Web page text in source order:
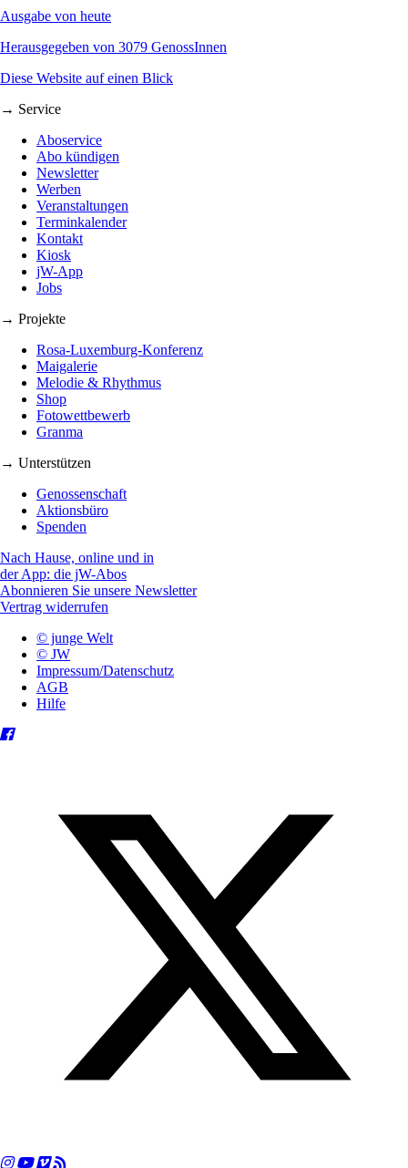
Ausgabe von heute
Herausgegeben von 3079 GenossInnen
Diese Website auf einen Blick
→ Service
Aboservice
Abo kündigen
Newsletter
Werben
Veranstaltungen
Terminkalender
Kontakt
Kiosk
jW-App
Jobs
→ Projekte
Rosa-Luxemburg-Konferenz
Maigalerie
Melodie & Rhythmus
Shop
Fotowettbewerb
Granma
→ Unterstützen
Genossenschaft
Aktionsbüro
Spenden
Nach Hause, online und in
der App: die jW-Abos
Abonnieren Sie unsere Newsletter
Vertrag widerrufen
© junge Welt
© JW
Impressum/Datenschutz
AGB
Hilfe